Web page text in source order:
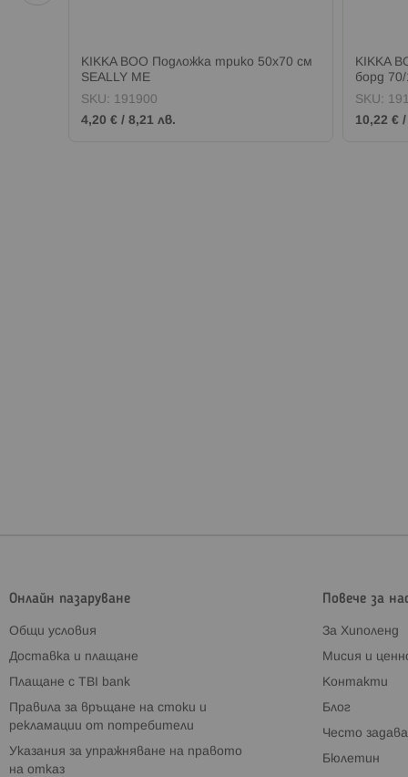
KIKKA BOO Подложка трико 50х70 см
SEALLY ME
SKU: 191900
4,20 € / 8,21 лв.
KIKKA
борд
SKU:
10,22 € /
Онлайн пазаруване
Общи условия
Доставка и плащане
Плащане с TBI bank
Правила за връщане на стоки и
рекламации от потребители
Указания за упражняване на правото
на отказ
Повече за
За Хиполенд
Мисия и
Контакти
Блог
Често
Бюлетин